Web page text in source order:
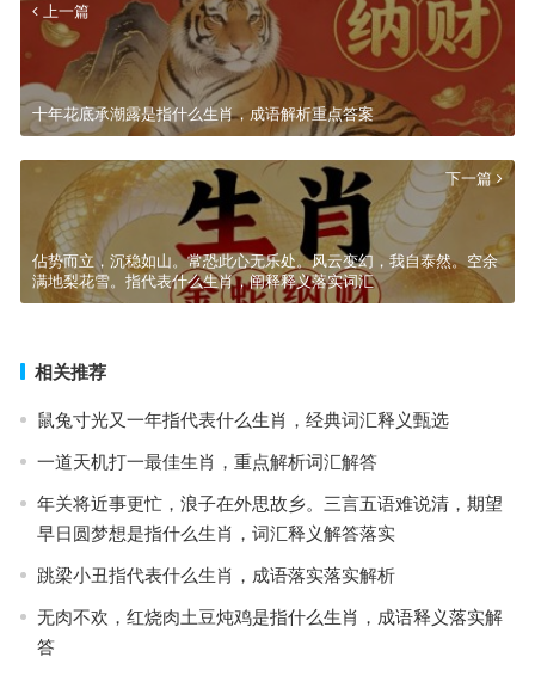
上一篇
十年花底承潮露是指什么生肖，成语解析重点答案
下一篇
佔势而立，沉稳如山。常恐此心无乐处。风云变幻，我自泰然。空余
满地梨花雪。指代表什么生肖，阐释释义落实词汇
相关推荐
鼠兔寸光又一年指代表什么生肖，经典词汇释义甄选
一道天机打一最佳生肖，重点解析词汇解答
年关将近事更忙，浪子在外思故乡。三言五语难说清，期望
早日圆梦想是指什么生肖，词汇释义解答落实
跳梁小丑指代表什么生肖，成语落实落实解析
无肉不欢，红烧肉土豆炖鸡是指什么生肖，成语释义落实解
答